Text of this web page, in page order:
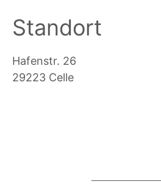
Standort
Hafenstr. 26
29223 Celle